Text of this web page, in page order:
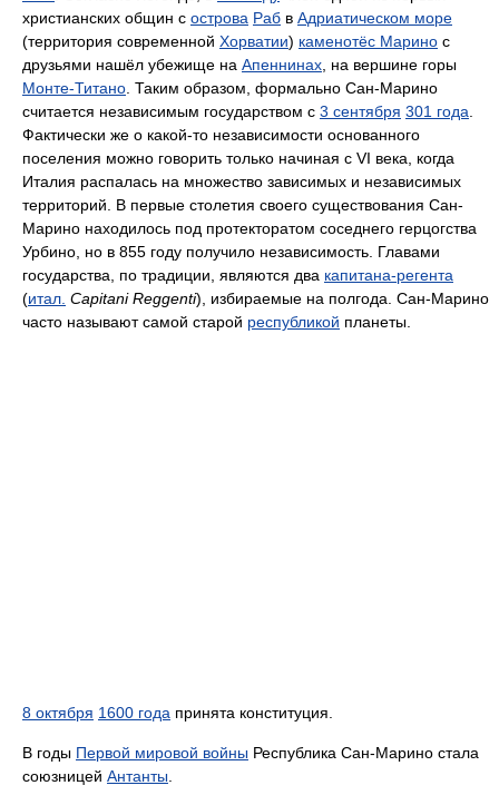
христианских общин с острова Раб в Адриатическом море
(территория современной Хорватии) каменотёс Марино с
друзьями нашёл убежище на Апеннинах , на вершине горы
Монте-Титано . Таким образом, формально Сан-Марино
считается независимым государством с 3 сентября 301 года
Фактически же о какой-то независимости основанного
поселения можно говорить только начиная с VI века, когда
Италия распалась на множество зависимых и независимых
территорий. В первые столетия своего существования Сан-
Марино находилось под протекторатом соседнего герцогства
Урбино, но в 855 году получило независимость. Главами
государства, по традиции, являются два капитана-регента
(итал. Capitani Reggenti), избираемые на полгода. Сан-Марино
часто называют самой старой республикой планеты.
8 октября 1600 года принята конституция.
В годы Первой мировой войны Республика Сан-Марино стала
союзницей Антанты